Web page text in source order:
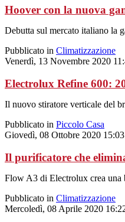
Hoover con la nuova
Debutta sul mercato italiano la
Pubblicato in Climatizzazione
Venerdì, 13 Novembre 2020
Electrolux Refine 600:
Il nuovo stiratore verticale del
Pubblicato in Piccolo Casa
Giovedì, 08 Ottobre 2020 15:03
Il purificatore che
Flow A3 di Electrolux crea una
Pubblicato in Climatizzazione
Mercoledì, 08 Aprile 2020